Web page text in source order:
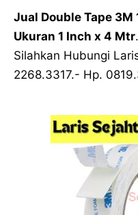
Jual Double Tape 3M
Ukuran 1 Inch x 4 Mtr
Silahkan Hubungi
2268.3317.- Hp.